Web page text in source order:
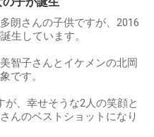
朗さんの子供ですが、2016
生しています。
智子さんとイケメンの北岡
です。
、幸せそうな2人の笑顔と
んのベストショットになり